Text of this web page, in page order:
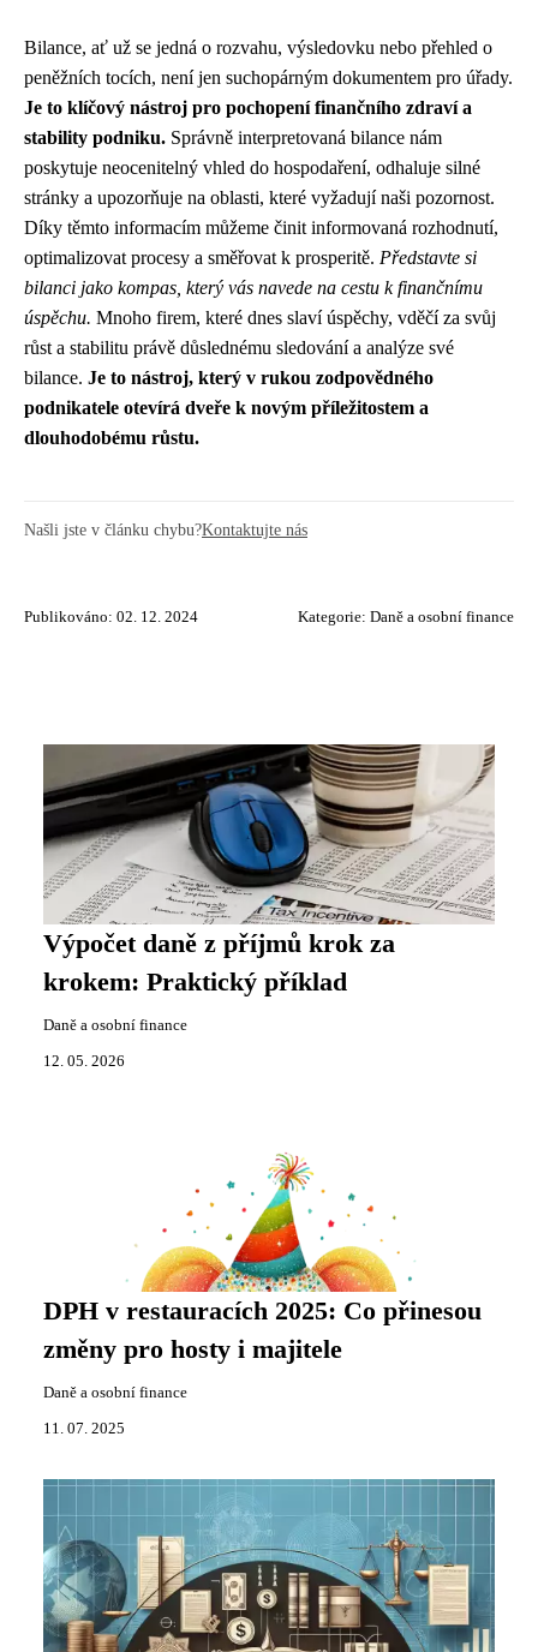
Bilance, ať už se jedná o rozvahu, výsledovku nebo přehled o
peněžních tocích, není jen suchopárným dokumentem pro úřady.
Je to klíčový nástroj pro pochopení finančního zdraví a
stability podniku. Správně interpretovaná bilance nám
poskytuje neocenitelný vhled do hospodaření, odhaluje silné
stránky a upozorňuje na oblasti, které vyžadují naši pozornost.
Díky těmto informacím můžeme činit informovaná rozhodnutí,
optimalizovat procesy a směřovat k prosperitě. Představte si
bilanci jako kompas, který vás navede na cestu k finančnímu
úspěchu. Mnoho firem, které dnes slaví úspěchy, vděčí za svůj
růst a stabilitu právě důslednému sledování a analýze své
bilance. Je to nástroj, který v rukou zodpovědného
podnikatele otevírá dveře k novým příležitostem a
dlouhodobému růstu.
Našli jste v článku chybu?Kontaktujte nás
Publikováno: 02. 12. 2024 Kategorie: Daně a osobní finance
Výpočet daně z příjmů krok za
krokem: Praktický příklad
Daně a osobní finance
12. 05. 2026
DPH v restauracích 2025: Co přinesou
změny pro hosty i majitele
Daně a osobní finance
11. 07. 2025